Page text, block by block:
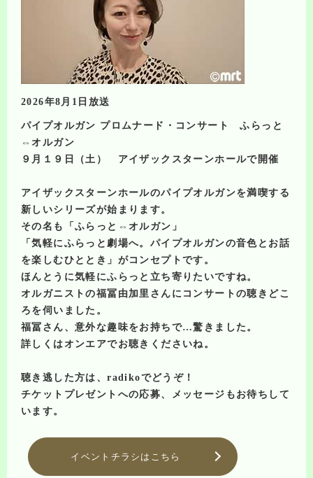
2026年8月1日放送
パイプオルガン プロムナード・コンサート ふらっと
⇔オルガン
９月１９日（土） アイザックスターンホールで開催
アイザックスターンホールのパイプオルガンを満喫する
新しいシリーズが始まります。
その名も「ふらっと⇔オルガン」
「気軽にふらっと劇場へ。パイプオルガンの音色とお話
を楽しむひととき」がコンセプトです。
ほんとうに気軽にふらっと立ち寄りたいですね。
オルガニストの福冨由加里さんにコンサートの聴きどこ
ろを伺いました。
福冨さん、意外な趣味をお持ちで…驚きました。
詳しくはオンエアでお聴きくださいね。
聴き逃した方は、radikoでどうぞ！
チケットプレゼントへの応募、メッセージもお待ちして
います。
イベントチラシはこちら